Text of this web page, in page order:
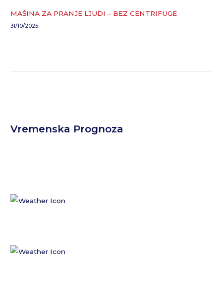
MAŠINA ZA PRANJE LJUDI – BEZ CENTRIFUGE
31/10/2025
Vremenska Prognoza